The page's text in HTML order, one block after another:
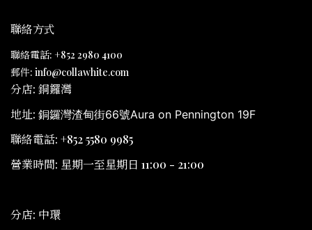
聯絡方式
聯絡電話: +852 2980 4100
郵件: info@collawhite.com
分店: 銅鑼灣
地址: 銅鑼灣渣甸街66號Aura on Pennington 19F
聯絡電話: +852 5580 9985
營業時間: 星期一至星期日 11:00 - 21:00
分店: 中環